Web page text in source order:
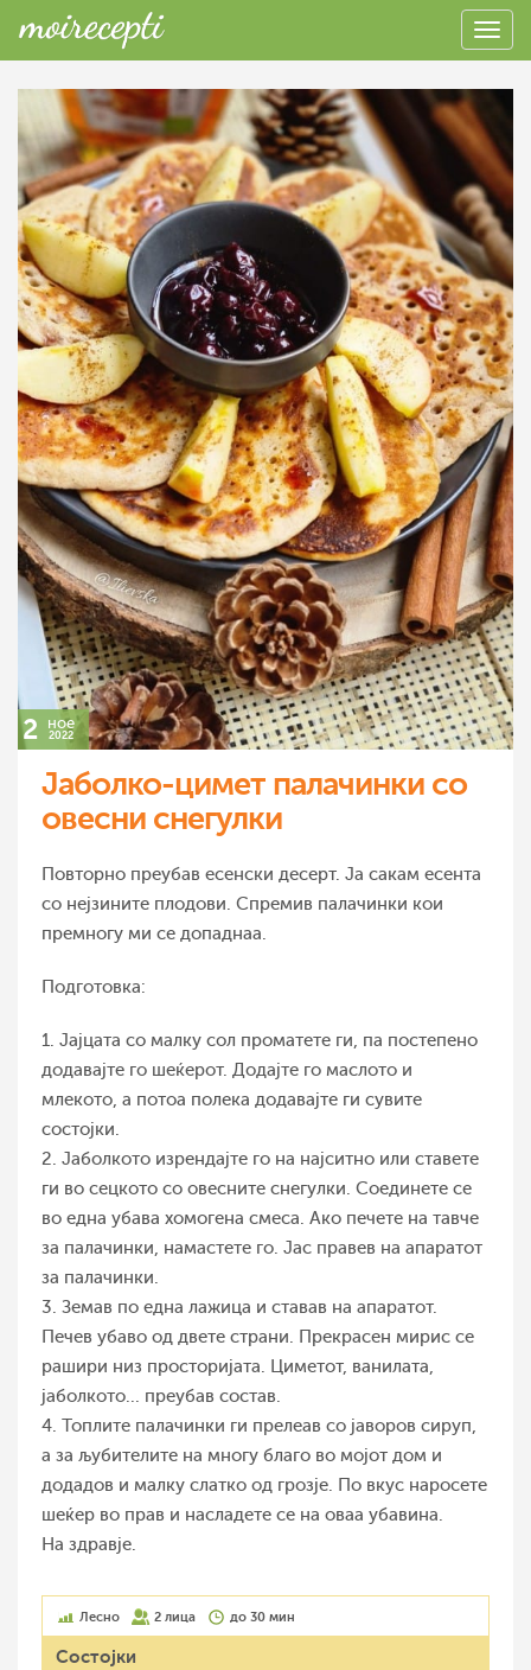
2 ное
2022
Јаболко-цимет палачинки со
овесни снегулки
Повторно преубав есенски десерт. Ја сакам есента
со нејзините плодови. Спремив палачинки кои
премногу ми се допаднаа.
Подготовка:
1. Јајцата со малку сол проматете ги, па постепено
додавајте го шеќерот. Додајте го маслото и
млекото, а потоа полека додавајте ги сувите
состојки.
2. Јаболкото изрендајте го на најситно или ставете
ги во сецкото со овесните снегулки. Соединете се
во една убава хомогена смеса. Ако печете на тавче
за палачинки, намастете го. Јас правев на апаратот
за палачинки.
3. Земав по една лажица и ставав на апаратот.
Печев убаво од двете страни. Прекрасен мирис се
рашири низ просторијата. Циметот, ванилата,
јаболкото... преубав состав.
4. Топлите палачинки ги прелеав со јаворов сируп,
а за љубителите на многу благо во мојот дом и
додадов и малку слатко од грозје. По вкус наросете
шеќер во прав и насладете се на оваа убавина.
На здравје.
Лесно 2 лица до 30 мин
Состојки